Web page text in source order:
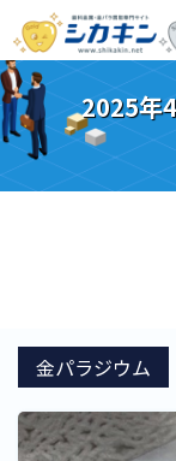
2025年
金パラジウム